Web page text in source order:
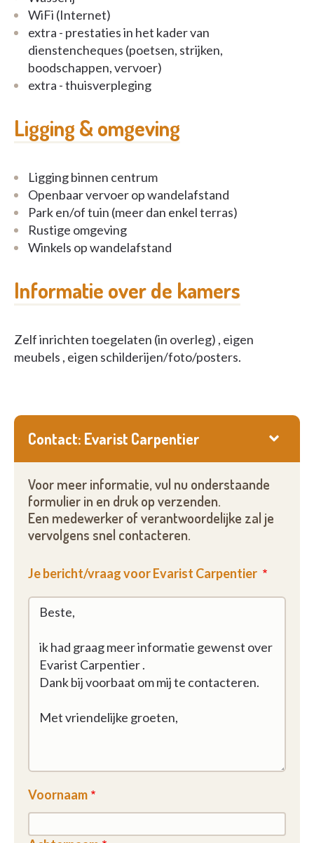
WiFi (Internet)
extra - prestaties in het kader van
dienstencheques (poetsen, strijken,
boodschappen, vervoer)
extra - thuisverpleging
Ligging & omgeving
Ligging binnen centrum
Openbaar vervoer op wandelafstand
Park en/of tuin (meer dan enkel terras)
Rustige omgeving
Winkels op wandelafstand
Informatie over de kamers
Zelf inrichten toegelaten (in overleg) , eigen
meubels , eigen schilderijen/foto/posters.
Contact: Evarist Carpentier
Voor meer informatie, vul nu onderstaande
formulier in en druk op verzenden.
Een medewerker of verantwoordelijke zal je
vervolgens snel contacteren.
Je bericht/vraag voor Evarist Carpentier
Voornaam